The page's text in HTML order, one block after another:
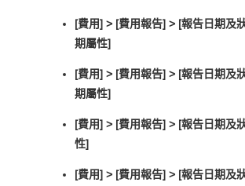
[費用] > [費用報告] > [報告日期及
期屬性]
[費用] > [費用報告] > [報告日期及
期屬性]
[費用] > [費用報告] > [報告日期及
性]
[費用] > [費用報告] > [報告日期及